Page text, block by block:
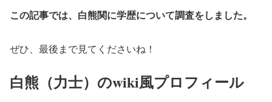
この記事では、白熊関に学歴について調査をしました。
ぜひ、最後まで見てくださいね！
白熊（力士）のwiki風プロフィール